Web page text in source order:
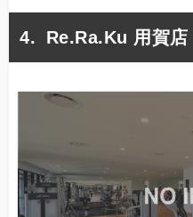
Re.Ra.Ku 用賀店